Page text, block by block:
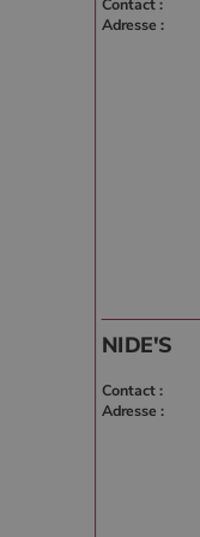
Contact :
Adresse :
NIDE'S
Contact :
Adresse :